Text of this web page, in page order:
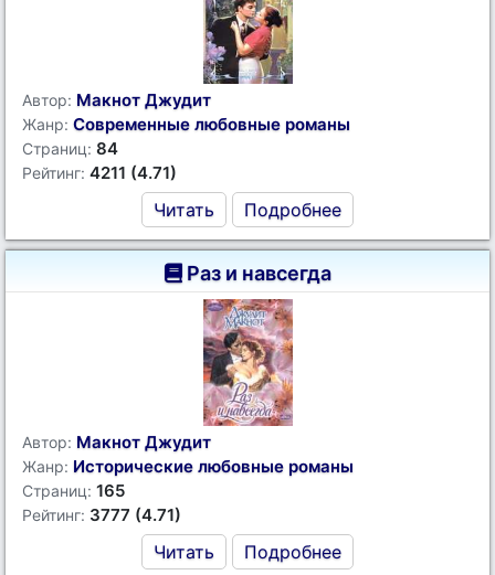
Автор: Макнот Джудит
Жанр: Современные любовные романы
Страниц: 84
Рейтинг: 4211 (4.71)
Читать Подробнее
Раз и навсегда
Автор: Макнот Джудит
Жанр: Исторические любовные романы
Страниц: 165
Рейтинг: 3777 (4.71)
Читать Подробнее